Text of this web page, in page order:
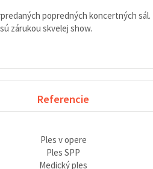
popredných koncertných
zárukou skvelej show.
Referencie
Ples v opere
Ples SPP
Medický ples